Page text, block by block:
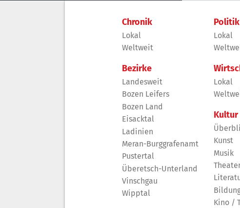
Chronik
Lokal
Weltweit
Bezirke
Landesweit
Bozen Leifers
Bozen Land
Eisacktal
Ladinien
Meran-Burggrafenamt
Pustertal
Überetsch-Unterland
Vinschgau
Wipptal
Politik
Lokal
Lokal
Kultur
Kunst
Musik
Kino /